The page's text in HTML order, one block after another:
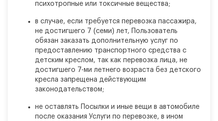
психотропные или токсичные вещества;
в случае, если требуется перевозка пассажира,
не достигшего 7 (семи) лет, Пользователь
обязан заказать дополнительную услуг по
предоставлению транспортного средства с
детским креслом, так как перевозка лица, не
достигшего 7-ми летнего возраста без детского
кресла запрещена действующим
законодательством;
не оставлять Посылки и иные вещи в автомобиле
после оказания Услуги по перевозке, в ином